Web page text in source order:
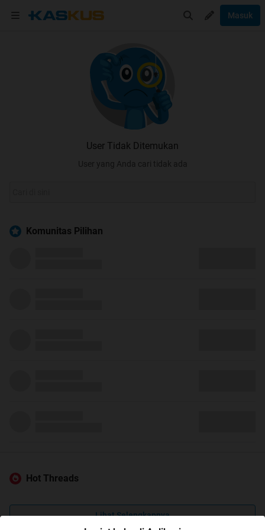
Masuk
User Tidak Ditemukan
User yang Anda cari tidak ada
Komunitas Pilihan
Hot Threads
Lihat Selengkapnya